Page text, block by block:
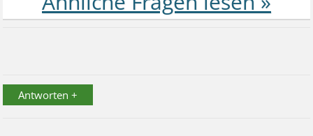
Antworten +